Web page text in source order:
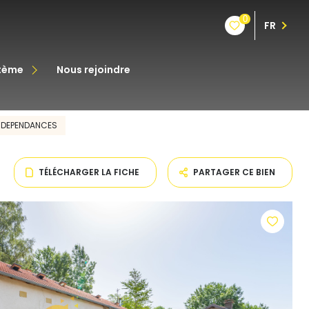
0 FR
nous rejoindre
TÉLÉCHARGER LA FICHE PARTAGER CE BIEN